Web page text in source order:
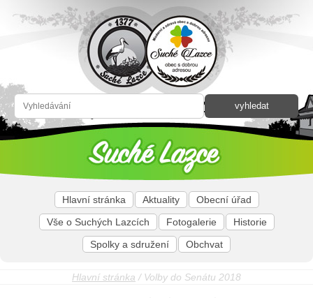
Hlavní stránka Aktuality
Obecní úřad
Vše o Suchých Lazcích
Fotogalerie
Historie
Spolky a sdružení
Obchvat
Hlavní stránka / Volby do Senátu 2018